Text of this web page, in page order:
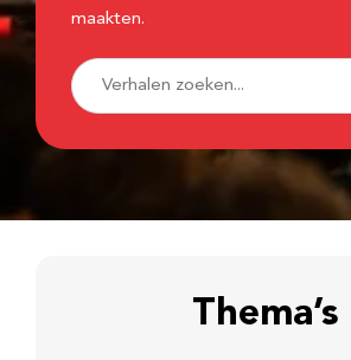
maakten.
Thema’s